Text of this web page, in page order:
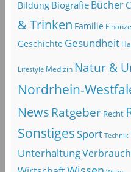
Bildung Biografie Bücher
& Trinken Familie
Geschichte Gesundheit
Lifestyle Medizin Natur &
Nordrhein-
NewsRatgeber Recht
SonstigesSport Technik
Unterhaltung